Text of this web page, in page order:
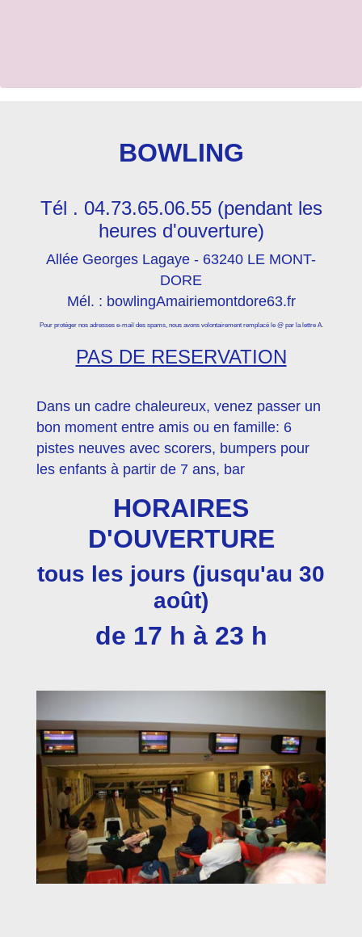
BOWLING
Tél . 04.73.65.06.55 (pendant les
heures d'ouverture)
Allée Georges Lagaye - 63240 LE MONT-
DORE
Mél. : bowlingAmairiemontdore63.fr
Pour protéger nos adresses e-mail des spams, nous avons volontairement remplacé le @ par la lettre A.
PAS DE RESERVATION
Dans un cadre chaleureux, venez passer un
bon moment entre amis ou en famille: 6
pistes neuves avec scorers, bumpers pour
les enfants à partir de 7 ans, bar
HORAIRES
D'OUVERTURE
tous les jours (jusqu'au 30
août)
de 17 h à 23 h